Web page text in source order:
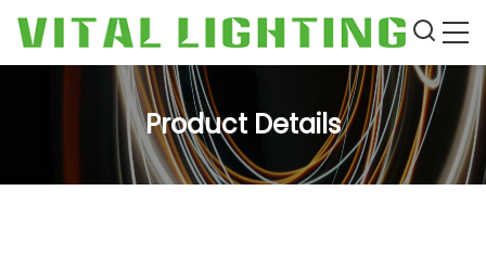
Product Details